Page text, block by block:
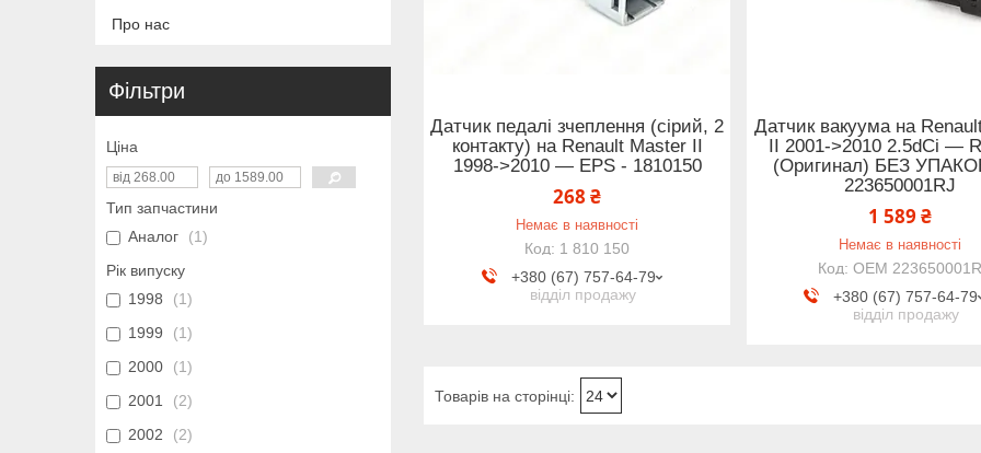
Датчик педалі зчеплення (сірий, 2
контакту) на Renault Master II
1998->2010 — EPS - 1810150
268 ₴
Немає в наявності
1 810 150
+380 (67) 757-64-79
відділ продажу
Датчик вакуума на
II 2001->2010 2.5dCi —
(Оригинал) БЕЗ
223650001RJ
1 589 ₴
Немає в наявності
OEM 223650001R
+380 (67) 757-64-79
відділ продажу
Про нас
Фільтри
Ціна
Тип запчастини
Аналог
1
Рік випуску
1998
1
1999
1
2000
1
2001
2
2002
2